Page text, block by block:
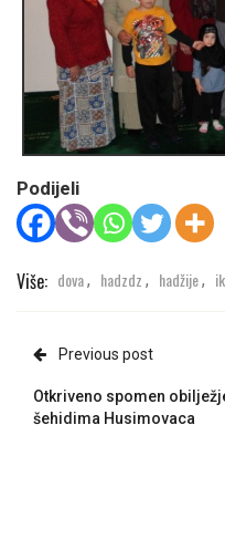
Podijeli
Više: dova, hadzdz , hadžije,
Previous post
Otkriveno spomen
šehidima Husimovaca